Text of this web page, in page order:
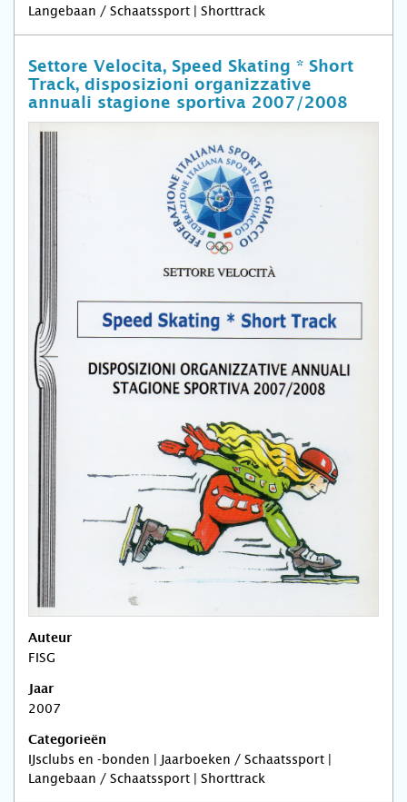
Langebaan / Schaatssport | Shorttrack
Settore Velocita, Speed Skating * Short
Track, disposizioni organizzative
annuali stagione sportiva 2007/2008
Auteur
FISG
Jaar
2007
Categorieën
IJsclubs en -bonden | Jaarboeken / Schaatssport |
Langebaan / Schaatssport | Shorttrack